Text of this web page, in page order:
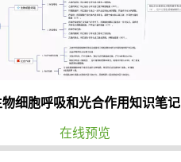
细胞呼吸和光合作用知识笔记
在线预览